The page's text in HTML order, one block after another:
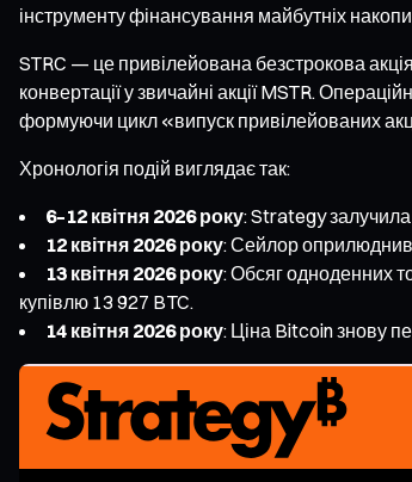
інструменту фінансування майбутніх
STRC — це привілейована безстрокова
конвертації у звичайні акції MSTR.
формуючи цикл «випуск привілейованих
Хронологія подій виглядає так:
6–12 квітня 2026 року: Strategy
12 квітня 2026 року: Сейлор оприлюднив
13 квітня 2026 року: Обсяг одноденних
купівлю 13 927 BTC.
14 квітня 2026 року: Ціна Bitcoin знову